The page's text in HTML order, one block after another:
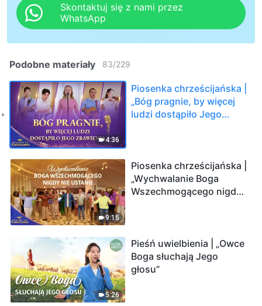
Skontaktuj się z nami przez
WhatsApp
Podobne materiały 83/229
4:36
Piosenka chrześcijańska |
„Bóg pragnie, by więcej
ludzi dostąpiło Jego
9:15
Piosenka chrześcijańska |
„Wychwalanie Boga
Wszechmogącego nigdy
5:26
Pieśń uwielbienia | „Owce
Boga słuchają Jego
głosu”